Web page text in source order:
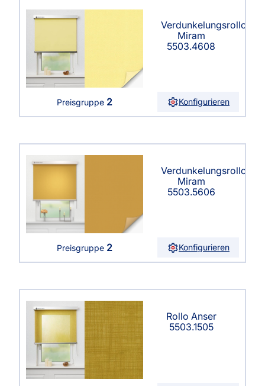
Verdunkelungsrollo
Miram
5503.4608
Preisgruppe 2 Konfigurieren
Verdunkelungsrollo
Miram
5503.5606
Preisgruppe 2 Konfigurieren
Rollo Anser
5503.1505